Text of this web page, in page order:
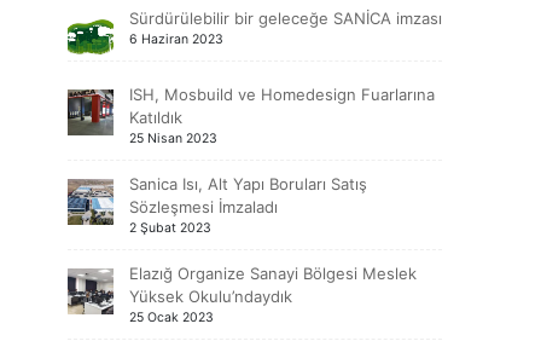
Sürdürülebilir bir geleceğe SANİCA imzası
6 Haziran 2023
ISH, Mosbuild ve Homedesign Fuarlarına
Katıldık
25 Nisan 2023
Sanica Isı, Alt Yapı Boruları Satış
Sözleşmesi İmzaladı
2 Şubat 2023
Elazığ Organize Sanayi Bölgesi Meslek
Yüksek Okulu’ndaydık
25 Ocak 2023